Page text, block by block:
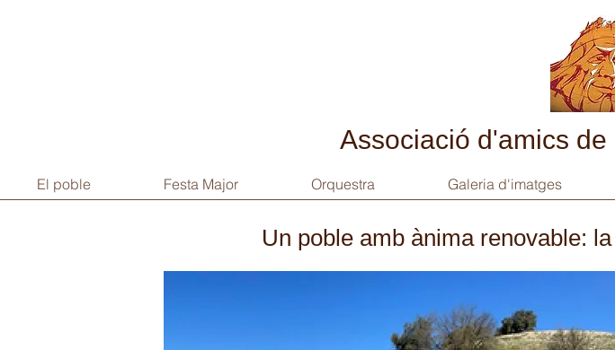
Associació d'amics
El poble Festa Major Orquestra Galeria d'imatges
Un poble amb ànima renovable: